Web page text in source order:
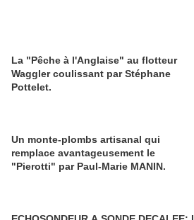
La "Pêche à l'Anglaise" au flotteur
Waggler coulissant par Stéphane
Pottelet.
Un monte-plombs artisanal qui
remplace avantageusement le
"Pierotti" par Paul-Marie MANIN.